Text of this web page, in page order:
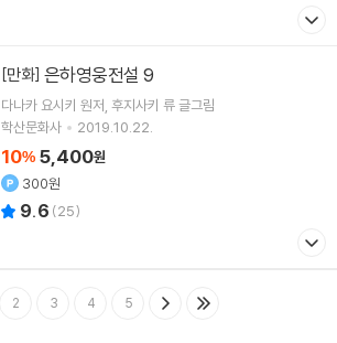
[만화] 은하영웅전설 9
다나카 요시키 원저 후지사키 류글그림
학산문화사
2019.10.22.
10% 5,400원
300원
9.6 (25)
2 3 4 5